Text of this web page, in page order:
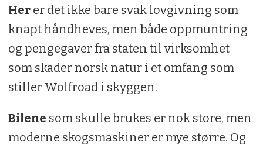
Herer det ikke bare svak lovgivning som
knapt håndheves, men både oppmuntring
og pengegaver fra staten til virksomhet
som skader norsk natur i et omfang som
stiller Wolfroad i skyggen.
Bilene som skulle brukes er nok store, men
moderne skogsmaskiner er mye større. Og